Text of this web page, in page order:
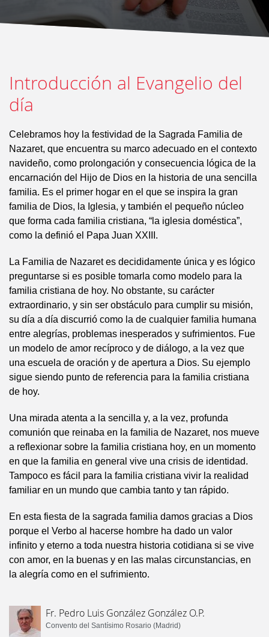
Introducción al Evangelio del
día
Celebramos hoy la festividad de la Sagrada Familia de
Nazaret, que encuentra su marco adecuado en el contexto
navideño, como prolongación y consecuencia lógica de la
encarnación del Hijo de Dios en la historia de una sencilla
familia. Es el primer hogar en el que se inspira la gran
familia de Dios, la Iglesia, y también el pequeño núcleo
que forma cada familia cristiana, “la iglesia doméstica”,
como la definió el Papa Juan XXIII.
La Familia de Nazaret es decididamente única y es lógico
preguntarse si es posible tomarla como modelo para la
familia cristiana de hoy. No obstante, su carácter
extraordinario, y sin ser obstáculo para cumplir su misión,
su día a día discurrió como la de cualquier familia humana
entre alegrías, problemas inesperados y sufrimientos. Fue
un modelo de amor recíproco y de diálogo, a la vez que
una escuela de oración y de apertura a Dios. Su ejemplo
sigue siendo punto de referencia para la familia cristiana
de hoy.
Una mirada atenta a la sencilla y, a la vez, profunda
comunión que reinaba en la familia de Nazaret, nos mueve
a reflexionar sobre la familia cristiana hoy, en un momento
en que la familia en general vive una crisis de identidad.
Tampoco es fácil para la familia cristiana vivir la realidad
familiar en un mundo que cambia tanto y tan rápido.
En esta fiesta de la sagrada familia damos gracias a Dios
porque el Verbo al hacerse hombre ha dado un valor
infinito y eterno a toda nuestra historia cotidiana si se vive
con amor, en la buenas y en las malas circunstancias, en
la alegría como en el sufrimiento.
Fr. Pedro Luis González González O.P.
Convento del Santísimo Rosario (Madrid)